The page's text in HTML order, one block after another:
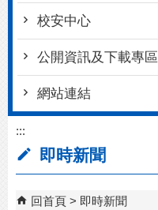
校安中心
公開資訊及下載專區
網站連結
:::
即時新聞
回首頁 即時新聞